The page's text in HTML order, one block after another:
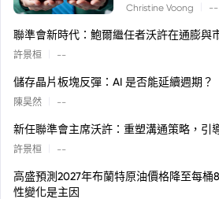
Christine Voong --
聯準會新時代：鮑爾繼任者沃許在通膨與
許景桓 --
儲存晶片板塊反彈：AI 是否能延續週期？
陳昊然 --
新任聯準會主席沃許：重塑溝通策略，引
許景桓 --
高盛預測2027年布蘭特原油價格降至每
性變化是主因